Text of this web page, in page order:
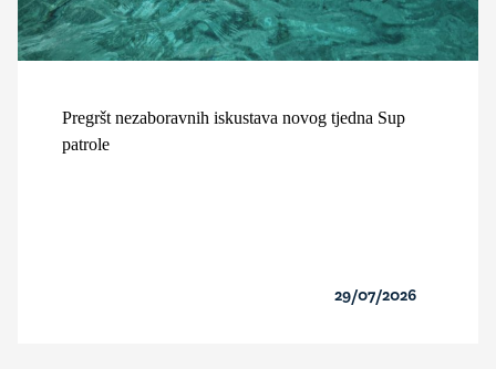
Pregršt nezaboravnih iskustava novog tjedna Sup
patrole
29/07/2026